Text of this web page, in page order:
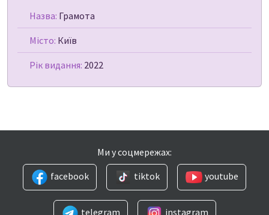
Назва: Грамота
Місто: Київ
Рік видання: 2022
Ми у соцмережах:
facebook
tiktok youtube
telegram instagram